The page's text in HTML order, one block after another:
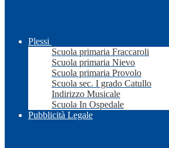
Plessi
Scuola primaria Fraccaroli
Scuola primaria Nievo
Scuola primaria Provolo
Scuola sec. I grado Catullo
Indirizzo Musicale
Scuola In Ospedale
Pubblicità Legale